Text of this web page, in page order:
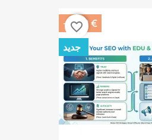
-5.00 €
جديد
favorite_border